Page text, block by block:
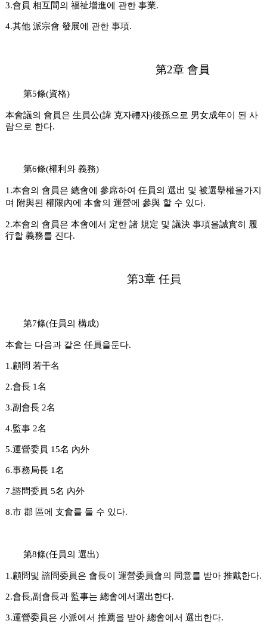
3.會員 相互間의 福祉增進에 관한 事業.
4.其他 派宗會 發展에 관한 事項.
第2章 會員
第5條(資格)
本會議의 會員은 生員公(諱 克자禮자)後孫으로 男女成年이 된 사
람으로 한다.
第6條(權利와 義務)
1.本會의 會員은 總會에 參席하여 任員의 選出 및 被選擧權을가지
며 附與된 權限內에 本會의 運營에 參與 할 수 있다.
2.本會의 會員은 本會에서 定한 諸 規定 및 議決 事項을誠實히 履
行할 義務를 진다.
第3章 任員
第7條(任員의 構成)
本會는 다음과 같은 任員을둔다.
1.顧問 若干名
2.會長 1名
3.副會長 2名
4.監事 2名
5.運營委員 15名 內外
6.事務局長 1名
7.諮問委員 5名 內外
8.市 郡 區에 支會를 둘 수 있다.
第8條(任員의 選出)
1.顧問및 諮問委員은 會長이 運營委員會의 同意를 받아 推戴한다.
2.會長,副會長과 監事는 總會에서選出한다.
3.運營委員은 小派에서 推薦을 받아 總會에서 選出한다.